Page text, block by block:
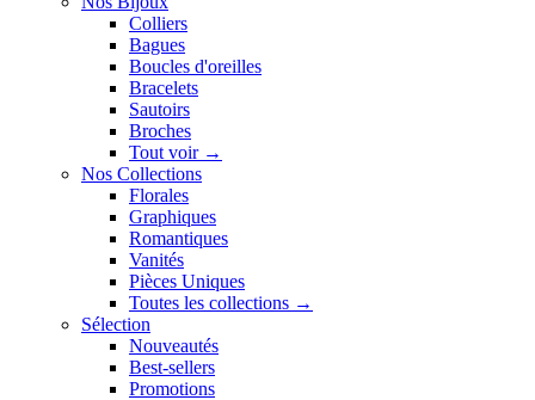
Colliers
Bagues
Boucles d'oreilles
Bracelets
Sautoirs
Broches
Tout voir →
Nos Collections
Florales
Graphiques
Romantiques
Vanités
Pièces Uniques
Toutes les collections →
Sélection
Nouveautés
Best-sellers
Promotions